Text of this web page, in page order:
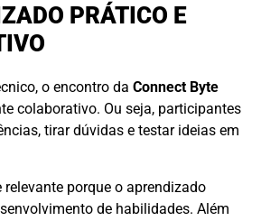
PRÁTICO E
o encontro da Connect Byte
colaborativo. Ou seja, participantes
tirar dúvidas e testar ideias em
relevante porque o aprendizado
de habilidades. Além